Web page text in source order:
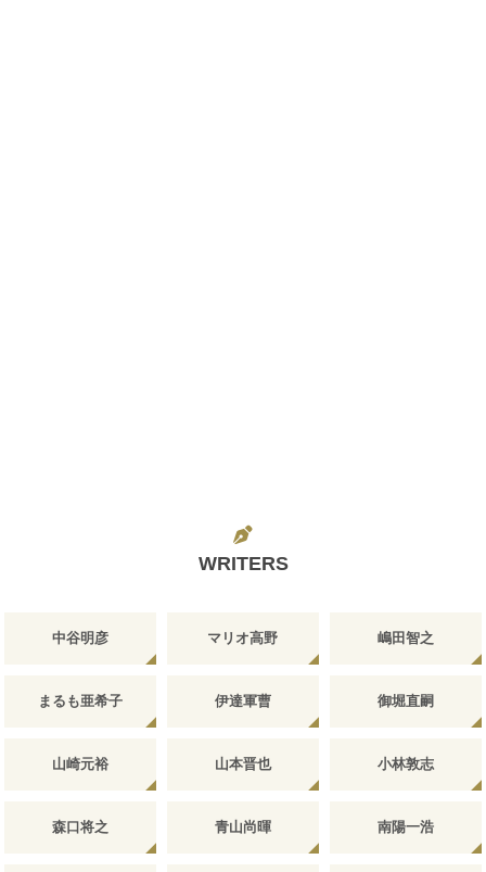
WRITERS
中谷明彦 マリオ高野 嶋田智之
まるも亜希子 伊達軍曹 御堀直嗣
山崎元裕 山本晋也 小林敦志
森口将之 青山尚暉 南陽一浩